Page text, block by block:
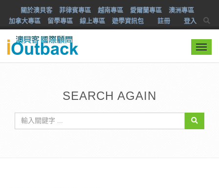
關於澳貝客 菲律賓專區 越南專區 愛爾蘭專區
澳洲專區
加拿大專區
留學專區 線上專區 遊學資訊包 註冊 登入
SEARCH AGAIN